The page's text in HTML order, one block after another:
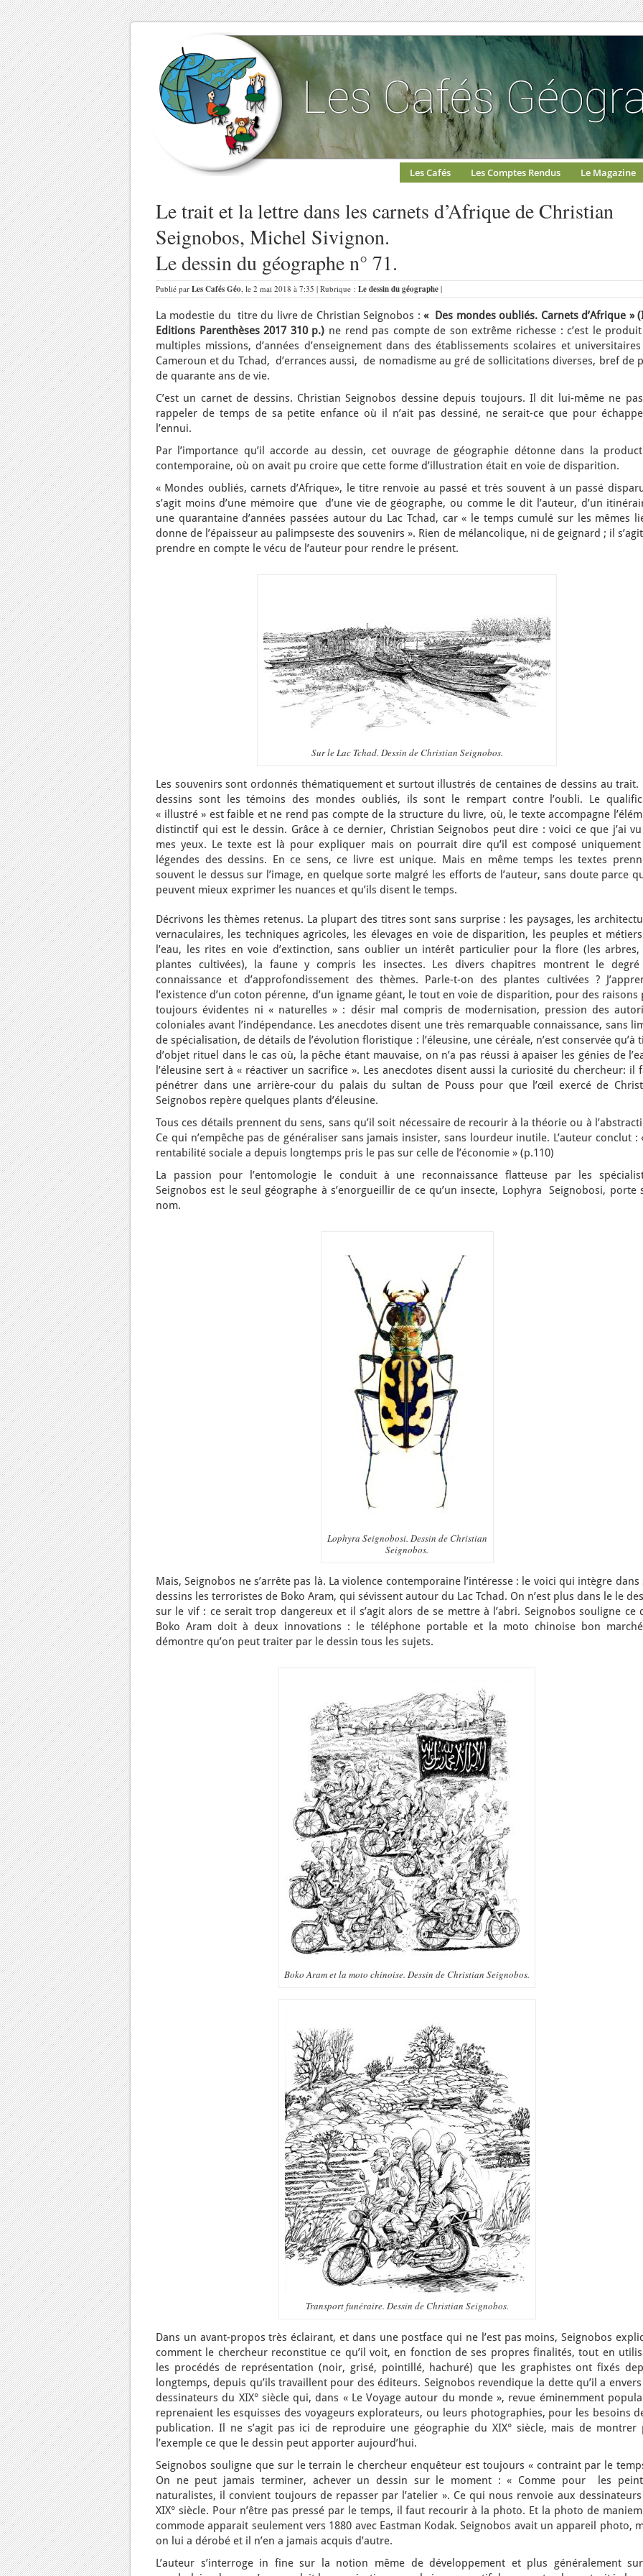
Les Cafés Les Comptes Rendus Le Magazine
Le trait et la lettre dans les carnets d’Afrique de Christian
Seignobos, Michel Sivignon.
Le dessin du géographe n° 71.
Publié par Les Cafés Géo, le 2 mai 2018 à 7:35 | Rubrique : Le dessin du géographe |
La modestie du titre du livre de Christian Seignobos :« Des mondes oubliés. Carnets d’Afrique »
Editions Parenthèses 2017 310 p.) ne rend pas compte de son extrême richesse : c’est le
multiples missions, d’années d’enseignement dans des établissements scolaires et
Cameroun et du Tchad, d’errances aussi, de nomadisme au gré de sollicitations diverses, bref de
de quarante ans de vie.
C’est un carnet de dessins. Christian Seignobos dessine depuis toujours. Il dit lui-même ne
rappeler de temps de sa petite enfance où il n’ait pas dessiné, ne serait-ce que pour
l’ennui.
Par l’importance qu’il accorde au dessin, cet ouvrage de géographie détonne dans la
contemporaine, où on avait pu croire que cette forme d’illustration était en voie de disparition.
« Mondes oubliés, carnets d’Afrique», le titre renvoie au passé et très souvent à un passé
s’agit moins d’une mémoire que d’une vie de géographe, ou comme le dit l’auteur, d’un
une quarantaine d’années passées autour du Lac Tchad, car « le temps cumulé sur les mêmes
donne de l’épaisseur au palimpseste des souvenirs ». Rien de mélancolique, ni de geignard ; il
prendre en compte le vécu de l’auteur pour rendre le présent.
Sur le Lac Tchad. Dessin de Christian Seignobos.
Les souvenirs sont ordonnés thématiquement et surtout illustrés de centaines de dessins au trait.
dessins sont les témoins des mondes oubliés, ils sont le rempart contre l’oubli. Le
« illustré » est faible et ne rend pas compte de la structure du livre, où, le texte accompagne
distinctif qui est le dessin. Grâce à ce dernier, Christian Seignobos peut dire : voici ce que j’ai
mes yeux. Le texte est là pour expliquer mais on pourrait dire qu’il est composé
légendes des dessins. En ce sens, ce livre est unique. Mais en même temps les textes
souvent le dessus sur l’image, en quelque sorte malgré les efforts de l’auteur, sans doute parce
peuvent mieux exprimer les nuances et qu’ils disent le temps.
Décrivons les thèmes retenus. La plupart des titres sont sans surprise : les paysages, les
vernaculaires, les techniques agricoles, les élevages en voie de disparition, les peuples et
l’eau, les rites en voie d’extinction, sans oublier un intérêt particulier pour la flore (les arbres,
plantes cultivées), la faune y compris les insectes. Les divers chapitres montrent le
connaissance et d’approfondissement des thèmes. Parle-t-on des plantes cultivées ?
l’existence d’un coton pérenne, d’un igname géant, le tout en voie de disparition, pour des raisons
toujours évidentes ni « naturelles » : désir mal compris de modernisation, pression des
coloniales avant l’indépendance. Les anecdotes disent une très remarquable connaissance, sans
de spécialisation, de détails de l’évolution floristique : l’éleusine, une céréale, n’est conservée qu’à
d’objet rituel dans le cas où, la pêche étant mauvaise, on n’a pas réussi à apaiser les génies de
l’éleusine sert à « réactiver un sacrifice ». Les anecdotes disent aussi la curiosité du chercheur: il
pénétrer dans une arrière-cour du palais du sultan de Pouss pour que l’œil exercé de
Seignobos repère quelques plants d’éleusine.
Tous ces détails prennent du sens, sans qu’il soit nécessaire de recourir à la théorie ou à
Ce qui n’empêche pas de généraliser sans jamais insister, sans lourdeur inutile. L’auteur conclut :
rentabilité sociale a depuis longtemps pris le pas sur celle de l’économie » (p.110)
La passion pour l’entomologie le conduit à une reconnaissance flatteuse par les
Seignobos est le seul géographe à s’enorgueillir de ce qu’un insecte, Lophyra Seignobosi, porte
nom.
Lophyra Seignobosi. Dessin de Christian
Seignobos.
Mais, Seignobos ne s’arrête pas là. La violence contemporaine l’intéresse : le voici qui intègre dans
dessins les terroristes de Boko Aram, qui sévissent autour du Lac Tchad. On n’est plus dans le le
sur le vif : ce serait trop dangereux et il s’agit alors de se mettre à l’abri. Seignobos souligne ce
Boko Aram doit à deux innovations : le téléphone portable et la moto chinoise bon
démontre qu’on peut traiter par le dessin tous les sujets.
Boko Aram et la moto chinoise. Dessin de Christian Seignobos.
Transport funéraire. Dessin de Christian Seignobos.
Dans un avant-propos très éclairant, et dans une postface qui ne l’est pas moins, Seignobos
comment le chercheur reconstitue ce qu’il voit, en fonction de ses propres finalités, tout en
les procédés de représentation (noir, grisé, pointillé, hachuré) que les graphistes ont fixés
longtemps, depuis qu’ils travaillent pour des éditeurs. Seignobos revendique la dette qu’il a envers
dessinateurs du XIX° siècle qui, dans « Le Voyage autour du monde », revue éminemment
reprenaient les esquisses des voyageurs explorateurs, ou leurs photographies, pour les besoins
publication. Il ne s’agit pas ici de reproduire une géographie du XIX° siècle, mais de montrer
l’exemple ce que le dessin peut apporter aujourd’hui.
Seignobos souligne que sur le terrain le chercheur enquêteur est toujours « contraint par le
On ne peut jamais terminer, achever un dessin sur le moment : « Comme pour les
naturalistes, il convient toujours de repasser par l’atelier ». Ce qui nous renvoie aux
XIX° siècle. Pour n’être pas pressé par le temps, il faut recourir à la photo. Et la photo de
commode apparait seulement vers 1880 avec Eastman Kodak. Seignobos avait un appareil photo,
on lui a dérobé et il n’en a jamais acquis d’autre.
L’auteur s’interroge in fine sur la notion même de développement et plus généralement